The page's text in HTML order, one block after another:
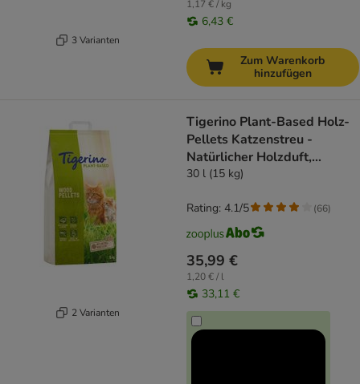
3 Varianten
1,17 € / kg
6,43 €
Zum Warenkorb
hinzufügen
2 Varianten
Tigerino Plant-Based Holz-
Pellets Katzenstreu -
Natürlicher Holzduft,
parfümfrei
30 l (15 kg)
35,99 €
1,20 € / l
33,11 €
Rating: 4.1/5 (66)